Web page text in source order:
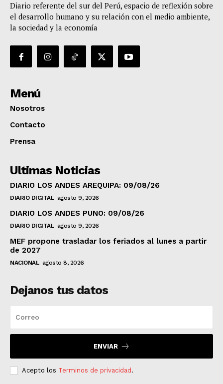
Diario referente del sur del Perú, espacio de reflexión sobre
el desarrollo humano y su relación con el medio ambiente,
la sociedad y la economía
Menú
Nosotros
Contacto
Prensa
Ultimas Noticias
DIARIO LOS ANDES AREQUIPA: 09/08/26
DIARIO DIGITAL agosto 9, 2026
DIARIO LOS ANDES PUNO: 09/08/26
DIARIO DIGITAL agosto 9, 2026
MEF propone trasladar los feriados al lunes a partir
de 2027
NACIONAL agosto 8, 2026
Dejanos tus datos
ENVIAR
Acepto los Terminos de privacidad .